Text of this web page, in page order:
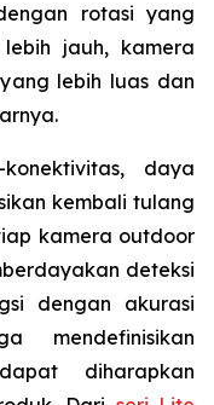
rotasi yang
jauh, kamera
lebih luas dan
daya
kembali tulang
kamera outdoor
deteksi
dengan akurasi
mendefinisikan
diharapkan